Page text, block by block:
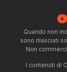
Quando non
sono rilasciati
Non
I contenuti di